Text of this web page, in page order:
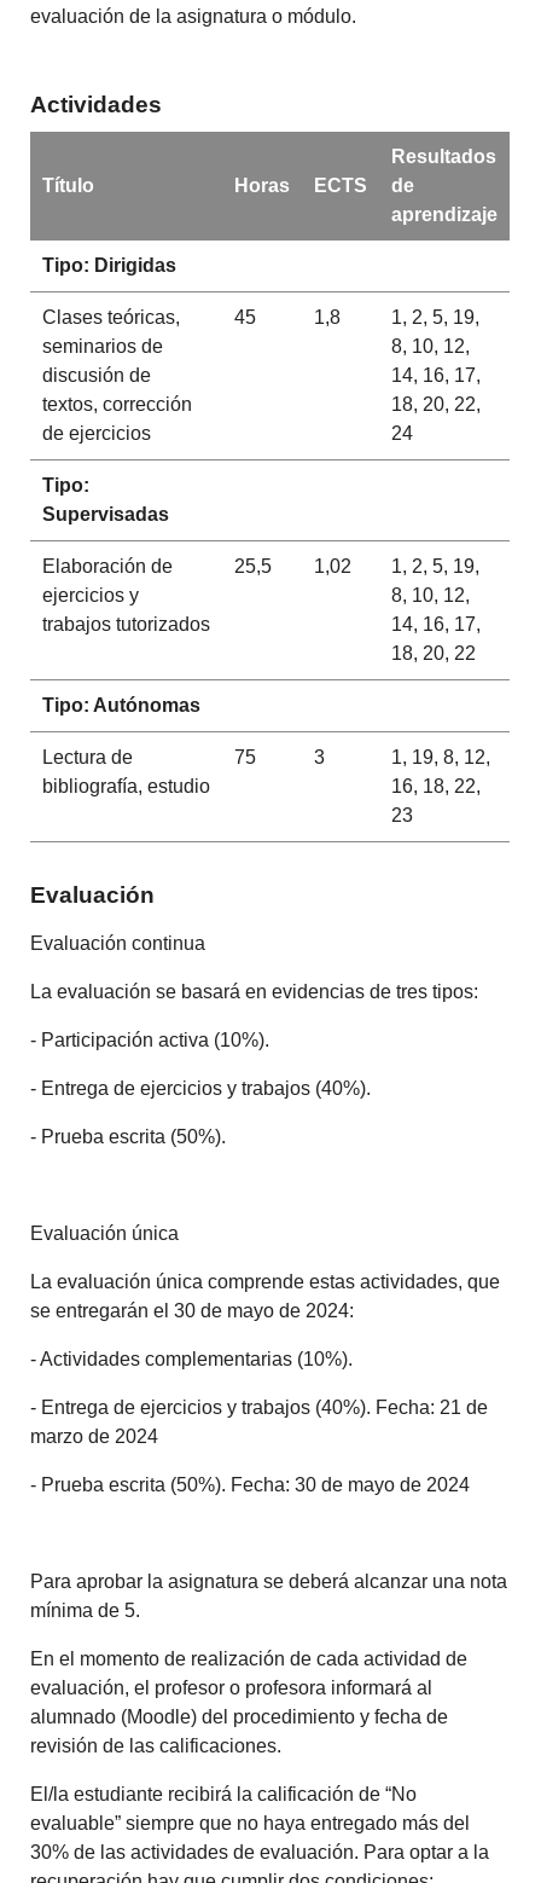
evaluación de la asignatura o módulo.
Actividades
Título Horas ECTS
Resultados
de
aprendizaje
Tipo: Dirigidas
Clases teóricas,
seminarios de
discusión de
textos, corrección
de ejercicios
45 1,8
1, 2, 5, 19,
8, 10, 12,
14, 16, 17,
18, 20, 22,
24
Tipo:
Supervisadas
Elaboración de
ejercicios y
trabajos tutorizados
25,5 1,02
1, 2, 5, 19,
8, 10, 12,
14, 16, 17,
18, 20, 22
Tipo: Autónomas
Lectura de
bibliografía, estudio
75 3
1, 19, 8, 12,
16, 18, 22,
23
Evaluación
Evaluación continua
La evaluación se basará en evidencias de tres tipos:
- Participación activa (10%).
- Entrega de ejercicios y trabajos (40%).
- Prueba escrita (50%).
Evaluación única
La evaluación única comprende estas actividades, que
se entregarán el 30 de mayo de 2024:
- Actividades complementarias (10%).
- Entrega de ejercicios y trabajos (40%). Fecha: 21 de
marzo de 2024
- Prueba escrita (50%). Fecha: 30 de mayo de 2024
Para aprobar la asignatura se deberá alcanzar una nota
mínima de 5.
En el momento de realización de cada actividad de
evaluación, el profesor o profesora informará al
alumnado (Moodle) del procedimiento y fecha de
revisión de las calificaciones.
El/la estudiante recibirá la calificación de “No
evaluable” siempre que no haya entregado más del
30% de las actividades de evaluación. Para optar a la